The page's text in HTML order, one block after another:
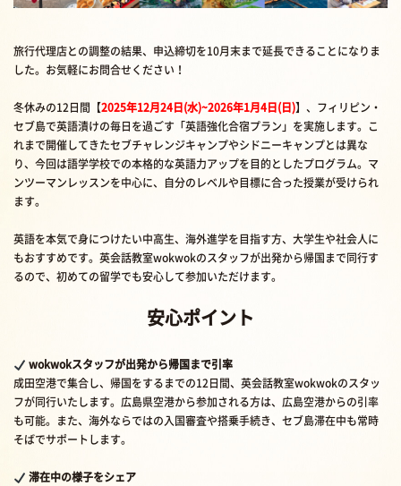
旅行代理店との調整の結果、申込締切を10月末まで延長できることになりま
した。お気軽にお問合せください！
冬休みの12日間【2025年12月24日(水)~2026年1月4日(日)】、フィリピン・
セブ島で英語漬けの毎日を過ごす「英語強化合宿プラン」を実施します。こ
れまで開催してきたセブチャレンジキャンプやシドニーキャンプとは異な
り、今回は語学学校での本格的な英語力アップを目的としたプログラム。マ
ンツーマンレッスンを中心に、自分のレベルや目標に合った授業が受けられ
ます。
英語を本気で身につけたい中高生、海外進学を目指す方、大学生や社会人に
もおすすめです。英会話教室wokwokのスタッフが出発から帰国まで同行す
るので、初めての留学でも安心して参加いただけます。
安心ポイント
wokwokスタッフが出発から帰国まで引率
成田空港で集合し、帰国をするまでの12日間、英会話教室wokwokのスタッ
フが同行いたします。広島県空港から参加される方は、広島空港からの引率
も可能。また、海外ならではの入国審査や搭乗手続き、セブ島滞在中も常時
そばでサポートします。
滞在中の様子をシェア